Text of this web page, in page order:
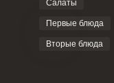
Салаты
Первые блюда
Вторые блюда